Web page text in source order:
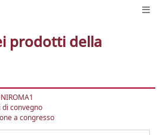
prodotti della
di convegno
a congresso